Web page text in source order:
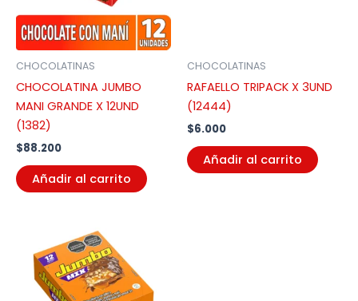
CHOCOLATINAS
CHOCOLATINA JUMBO
MANI GRANDE X 12UND
(1382)
$88.200
Añadir al carrito
CHOCOLATINAS
RAFAELLO TRIPACK X 3UND
(12444)
$6.000
Añadir al carrito